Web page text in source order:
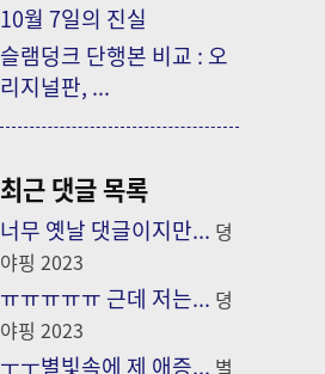
10월 7일의 진실
슬램덩크 단행본 비교 : 오
리지널판, ...
최근 댓글 목록
너무 옛날 댓글이지만... 뎡
야핑 2023
ㅠㅠㅠㅠㅠ 근데 저는... 뎡
야핑 2023
ㅜㅜ별빛속에 제 애증... 별